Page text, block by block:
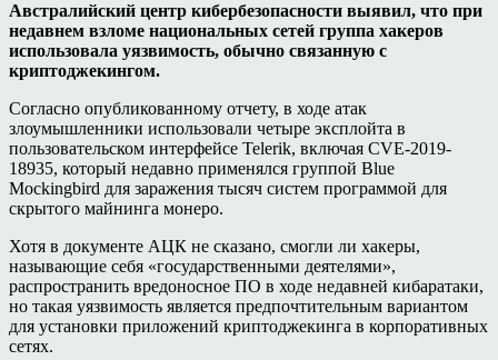
Австралийский центр кибербезопасности выявил, что при
недавнем взломе национальных сетей группа хакеров
использовала уязвимость, обычно связанную с
криптоджекингом.
Согласно опубликованному отчету, в ходе атак
злоумышленники использовали четыре эксплойта в
пользовательском интерфейсе Telerik, включая CVE-2019-
18935, который недавно применялся группой Blue
Mockingbird для заражения тысяч систем программой для
скрытого майнинга монеро.
Хотя в документе АЦК не сказано, смогли ли хакеры,
называющие себя «государственными деятелями»,
распространить вредоносное ПО в ходе недавней кибаратаки,
но такая уязвимость является предпочтительным вариантом
для установки приложений криптоджекинга в корпоративных
сетях.